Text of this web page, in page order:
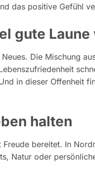
das positive Gefühl
gute
Die Mischung
in dieser Offenheit
halten
bereitet. In
Natur oder